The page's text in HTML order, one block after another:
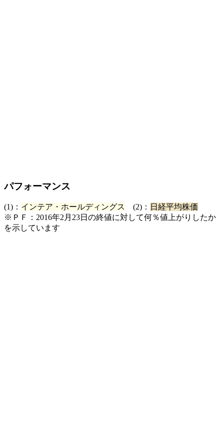
パフォーマンス
(1)： インテア・ホールディングス (2)： 日経平均株価
※ＰＦ：2016年2月23日の終値に対して何％値上がりしたか
を示しています